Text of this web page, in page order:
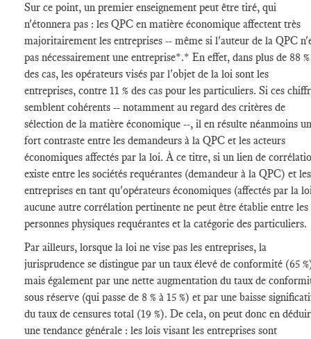
Sur ce point, un premier enseignement peut être tiré, qui
n'étonnera pas : les QPC en matière économique affectent très
majoritairement les entreprises -- même si l'auteur de la QPC
pas nécessairement une entreprise*.* En effet, dans plus de 88 %
des cas, les opérateurs visés par l'objet de la loi sont les
entreprises, contre 11 % des cas pour les particuliers. Si ces
semblent cohérents -- notamment au regard des critères de
sélection de la matière économique --, il en résulte néanmoins un
fort contraste entre les demandeurs à la QPC et les acteurs
économiques affectés par la loi. À ce titre, si un lien de
existe entre les sociétés requérantes (demandeur à la QPC) et les
entreprises en tant qu'opérateurs économiques (affectés par la
aucune autre corrélation pertinente ne peut être établie entre les
personnes physiques requérantes et la catégorie des particuliers.
Par ailleurs, lorsque la loi ne vise pas les entreprises, la
jurisprudence se distingue par un taux élevé de conformité (65
mais également par une nette augmentation du taux de
sous réserve (qui passe de 8 % à 15 %) et par une baisse
du taux de censures total (19 %). De cela, on peut donc en
une tendance générale : les lois visant les entreprises sont